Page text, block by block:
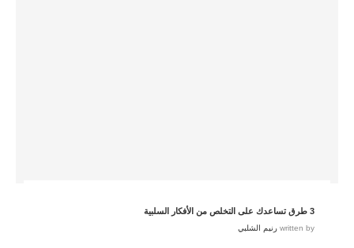
3 طرق تساعدك على التخلص من الأفكار السلبية
written by رنيم الشلبي